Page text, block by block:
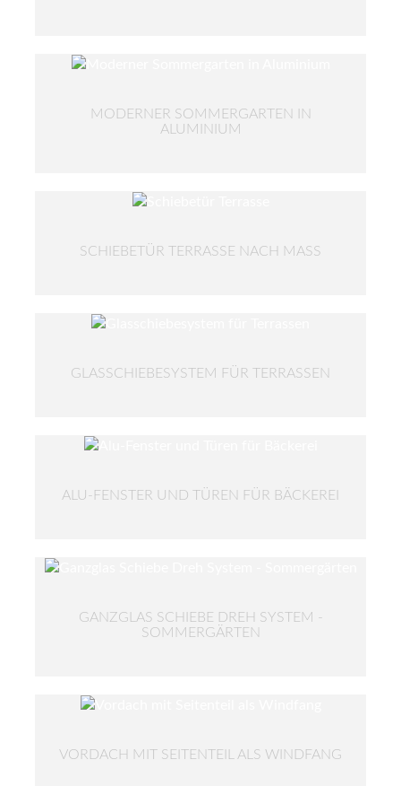
MODERNER SOMMERGARTEN IN
ALUMINIUM
SCHIEBETÜR TERRASSE NACH MASS
GLASSCHIEBESYSTEM FÜR TERRASSEN
ALU-FENSTER UND TÜREN FÜR BÄCKEREI
GANZGLAS SCHIEBE DREH SYSTEM -
SOMMERGÄRTEN
VORDACH MIT SEITENTEIL ALS WINDFANG